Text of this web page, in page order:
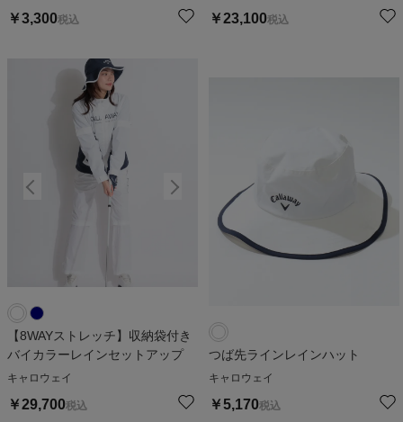
￥3,300税込 ￥23,100税込
【8WAYストレッチ】収納袋付き
バイカラーレインセットアップ
キャロウェイ
￥29,700税込
つば先ラインレインハット
キャロウェイ
￥5,170税込